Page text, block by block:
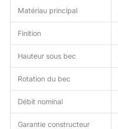
Matériau principal
Finition
Hauteur sous bec
Rotation du bec
Débit nominal
Garantie constructeur